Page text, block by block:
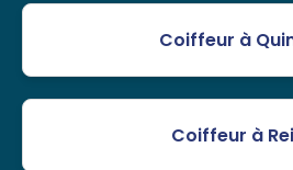
Coiffeur à
Coiffeur à